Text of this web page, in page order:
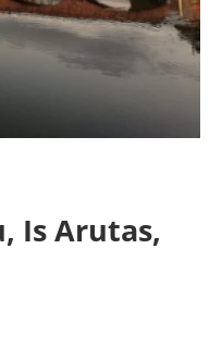
Is Arutas,